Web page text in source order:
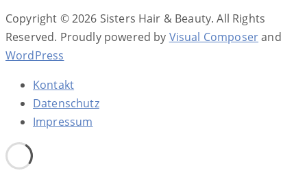
Copyright © 2026 Sisters Hair & Beauty. All Rights
Reserved. Proudly powered by Visual Composerand
WordPress
Kontakt
Datenschutz
Impressum